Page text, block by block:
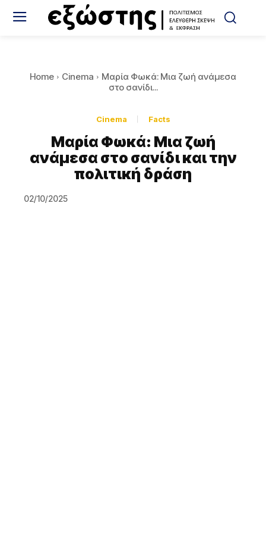
Home Cinema
Μαρία Φωκά: Μια ζωή ανάμεσα
στο σανίδι...
Cinema Facts
Μαρία Φωκά: Μια ζωή
ανάμεσα στο σανίδι και την
πολιτική δράση
02/10/2025